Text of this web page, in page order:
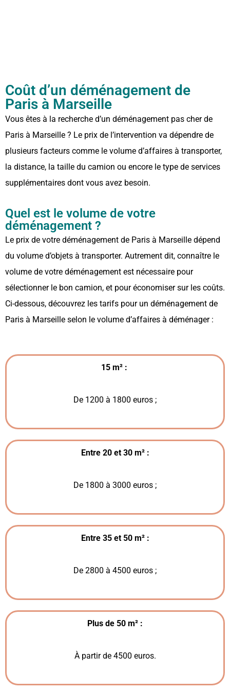
Coût d’un déménagement de
Paris à Marseille
Vous êtes à la recherche d’un déménagement pas cher de
Paris à Marseille ? Le prix de l’intervention va dépendre de
plusieurs facteurs comme le volume d’affaires à transporter,
la distance, la taille du camion ou encore le type de services
supplémentaires dont vous avez besoin.
Quel est le volume de votre
déménagement ?
Le prix de votre déménagement de Paris à Marseille dépend
du volume d’objets à transporter. Autrement dit, connaître le
volume de votre déménagement est nécessaire pour
sélectionner le bon camion, et pour économiser sur les coûts.
Ci-dessous, découvrez les tarifs pour un déménagement de
Paris à Marseille selon le volume d’affaires à déménager :
15 m² :
De 1200 à 1800 euros ;
Entre 20 et 30 m² :
De 1800 à 3000 euros ;
Entre 35 et 50 m² :
De 2800 à 4500 euros ;
Plus de 50 m² :
À partir de 4500 euros.